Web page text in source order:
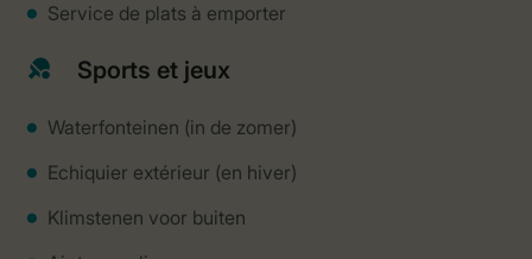
Service de plats à emporter
Sports et jeux
Waterfonteinen (in de zomer)
Echiquier extérieur (en hiver)
Klimstenen voor buiten